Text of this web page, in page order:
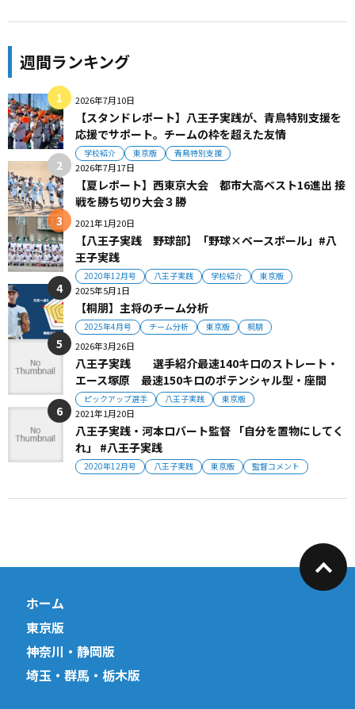
週間ランキング
2026年7月10日
【スタンドレポート】八王子実践が、青鳥特別支援を
応援でサポート。チームの枠を超えた友情
学校紹介 東京版 青鳥特別支援
2026年7月17日
【夏レポート】西東京大会 都市大高ベスト16進出 接
戦を勝ち切り大会３勝
2021年1月20日
【八王子実践 野球部】「野球×ベースボール」#八
王子実践
2020年12月号 八王子実践 学校紹介 東京版
2025年5月1日
【桐朋】主将のチーム分析
2025年4月号 チーム分析 東京版 桐朋
2026年3月26日
八王子実践 選手紹介最速140キロのストレート・
エース塚原 最速150キロのポテンシャル型・座間
ピックアップ選手 八王子実践 東京版
2021年1月20日
八王子実践・河本ロバート監督 「自分を置物にしてく
れ」 #八王子実践
2020年12月号 八王子実践 東京版 監督コメント
ホーム
東京版
神奈川・静岡版
埼玉・群馬・栃木版